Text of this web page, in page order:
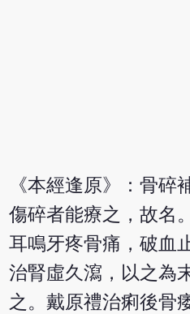
《本經逢原》：骨碎
傷碎者能療之，故名
耳鳴牙疼骨痛，破血
治腎虛久瀉，以之為
之。戴原禮治痢後骨